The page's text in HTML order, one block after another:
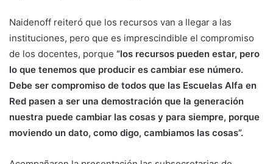
Naidenoff reiteró que los recursos van a llegar a las
instituciones, pero que es imprescindible el compromiso
de los docentes, porque “los recursos pueden estar, pero
lo que tenemos que producir es cambiar ese número.
Debe ser compromiso de todos que las Escuelas Alfa en
Red pasen a ser una demostración que la generación
nuestra puede cambiar las cosas y para siempre, porque
moviendo un dato, como digo, cambiamos las cosas”.